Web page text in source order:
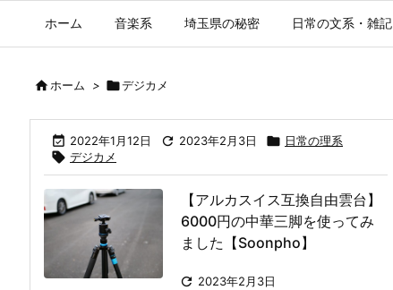
ホーム 音楽系 埼玉県の秘密 日常の文系・雑記
ホーム > デジカメ
 2022年1月12日  2023年2月3日  日常の理系
 デジカメ
【アルカスイス互換自由雲台】
6000円の中華三脚を使ってみ
ました【Soonpho】
 2023年2月3日